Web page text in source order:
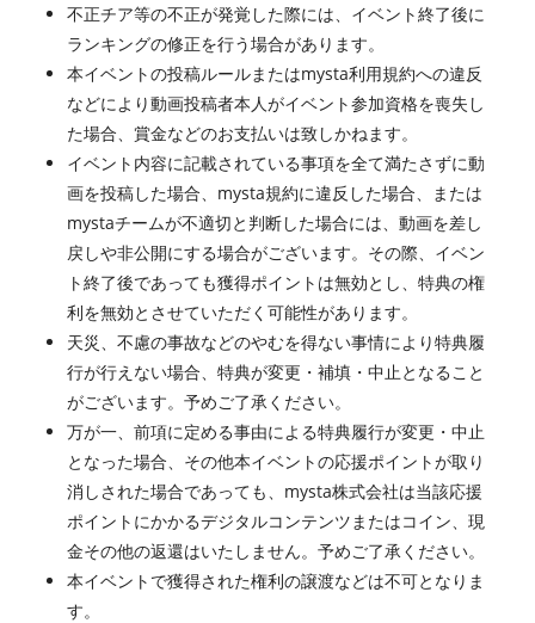
不正チア等の不正が発覚した際には、イベント終了後に
ランキングの修正を行う場合があります。
本イベントの投稿ルールまたはmysta利用規約への違反
などにより動画投稿者本人がイベント参加資格を喪失し
た場合、賞金などのお支払いは致しかねます。
イベント内容に記載されている事項を全て満たさずに動
画を投稿した場合、mysta規約に違反した場合、または
mystaチームが不適切と判断した場合には、動画を差し
戻しや非公開にする場合がございます。その際、イベン
ト終了後であっても獲得ポイントは無効とし、特典の権
利を無効とさせていただく可能性があります。
天災、不慮の事故などのやむを得ない事情により特典履
行が行えない場合、特典が変更・補填・中止となること
がございます。予めご了承ください。
万が一、前項に定める事由による特典履行が変更・中止
となった場合、その他本イベントの応援ポイントが取り
消しされた場合であっても、mysta株式会社は当該応援
ポイントにかかるデジタルコンテンツまたはコイン、現
金その他の返還はいたしません。予めご了承ください。
本イベントで獲得された権利の譲渡などは不可となりま
す。